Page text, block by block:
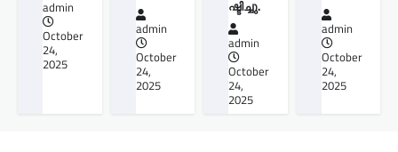
admin
October
24,
2025
admin
October
24,
2025
ഷ്ടിച്ചു.
admin
October
24,
2025
admin
October
24,
2025